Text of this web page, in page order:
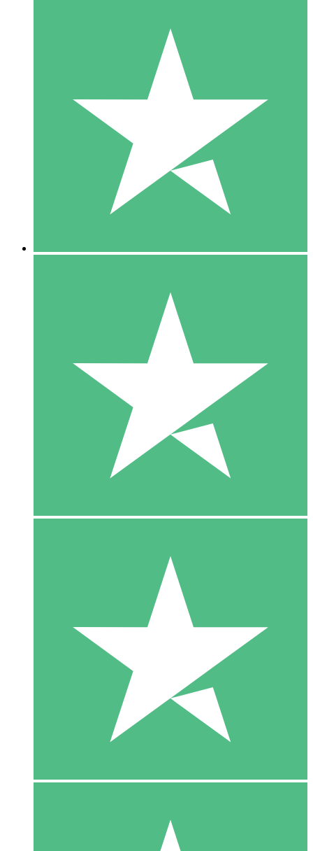
Individuele Creditpakketten
Betaal per gebruik met downloadtegoeden. Geen maandelijkse
1000
10 Downloaden
20 00